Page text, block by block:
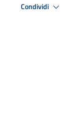
Condividi